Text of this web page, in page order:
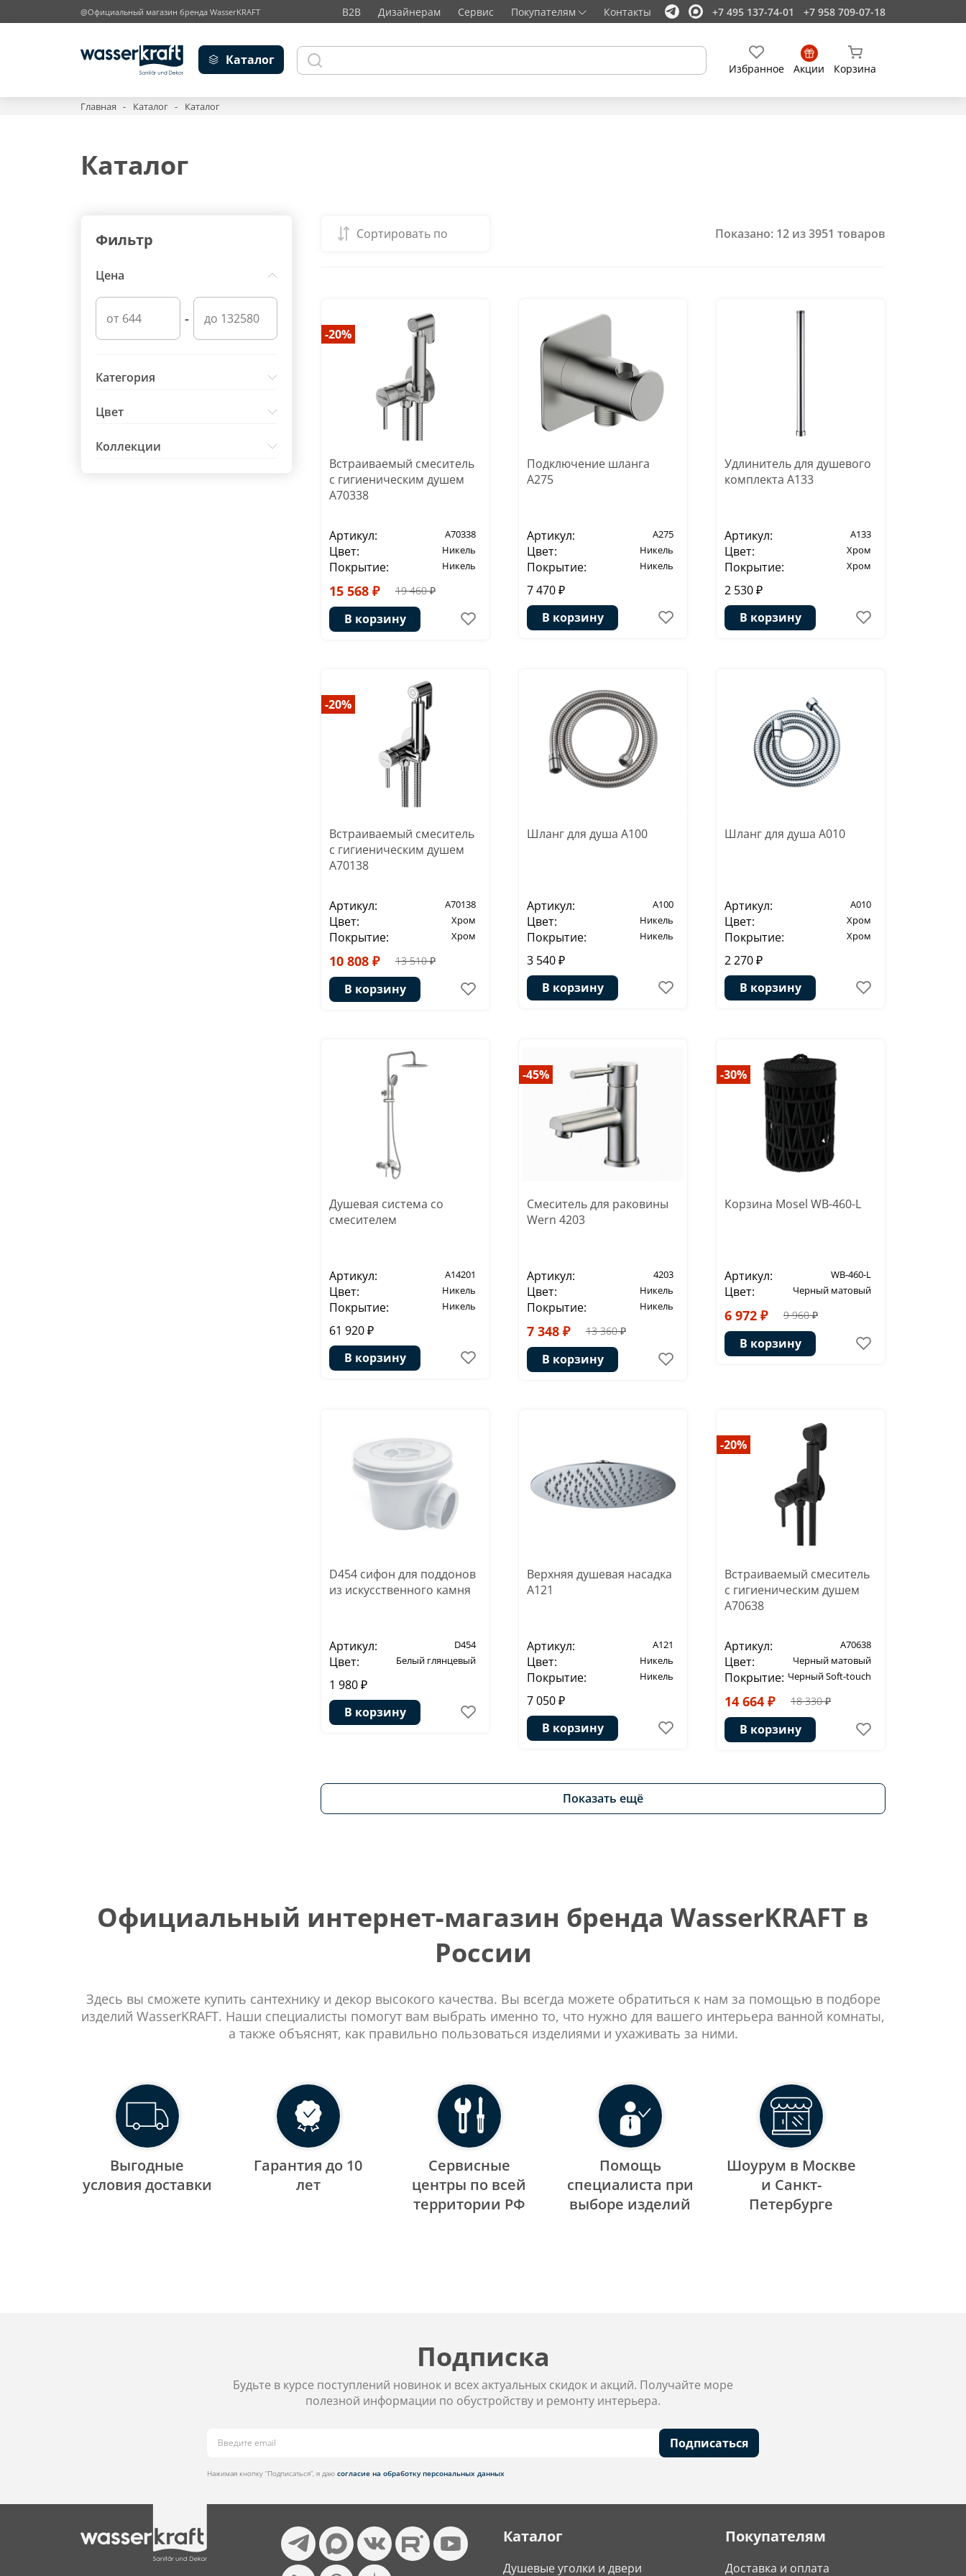
@Официальный магазин бренда WasserKRAFT B2B Дизайнерам Сервис Покупателям Контакты +7 495 137-74-01 +7 958 709-07-18
Каталог
Избранное Акции Корзина
Главная Каталог Каталог
Каталог
Фильтр
Цена
от 644 - до 132580
Категория
Цвет
Коллекции
Сортировать по Показано: 12 из3951 товаров
-20%
Встраиваемый смеситель
с гигиеническим душем
A70338
Артикул: A70338
Цвет: Никель
Покрытие: Никель
15 568 ₽ 19 460 ₽
В корзину
Подключение шланга
A275
Артикул: A275
Цвет: Никель
Покрытие: Никель
7 470 ₽
В корзину
Удлинитель для душевого
комплекта A133
Артикул: A133
Цвет: Хром
Покрытие: Хром
2 530 ₽
В корзину
-20%
Встраиваемый смеситель
с гигиеническим душем
A70138
Артикул: A70138
Цвет: Хром
Покрытие: Хром
10 808 ₽ 13 510 ₽
В корзину
Шланг для душа A100
Артикул: A100
Цвет: Никель
Покрытие: Никель
3 540 ₽
В корзину
Шланг для душа A010
Артикул: A010
Цвет: Хром
Покрытие: Хром
2 270 ₽
В корзину
Душевая система со
смесителем
Артикул: A14201
Цвет: Никель
Покрытие: Никель
61 920 ₽
В корзину
-45%
Смеситель для раковины
Wern 4203
Артикул: 4203
Цвет: Никель
Покрытие: Никель
7 348 ₽ 13 360 ₽
В корзину
-30%
Корзина Mosel WB-460-L
Артикул: WB-460-L
Цвет: Черный матовый
6 972 ₽ 9 960 ₽
В корзину
D454 сифон для поддонов
из искусственного камня
Артикул: D454
Цвет: Белый глянцевый
1 980 ₽
В корзину
Верхняя душевая насадка
A121
Артикул: A121
Цвет: Никель
Покрытие: Никель
7 050 ₽
В корзину
-20%
Встраиваемый смеситель
с гигиеническим душем
A70638
Артикул: A70638
Цвет: Черный матовый
Покрытие: Черный Soft-touch
14 664 ₽ 18 330 ₽
В корзину
Показать ещё
Официальный интернет-магазин бренда WasserKRAFT в
России
Здесь вы сможете купить сантехнику и декор высокого качества. Вы всегда можете обратиться к нам за помощью в подборе
изделий WasserKRAFT. Наши специалисты помогут вам выбрать именно то, что нужно для вашего интерьера ванной комнаты,
а также объяснят, как правильно пользоваться изделиями и ухаживать за ними.
Выгодные
уcловия доставки
Гарантия до 10
лет
Сервисные
центры по всей
территории РФ
Помощь
специалиста при
выборе изделий
Шоурум в Москве
и Санкт-
Петербурге
Подписка
Будьте в курсе поступлений новинок и всех актуальных скидок и акций. Получайте море
полезной информации по обустройству и ремонту интерьера.
Подписаться
Нажимая кнопку “Подписаться”, я даю согласие на обработку персональных данных
Каталог
Душевые уголки и двери
Покупателям
Доставка и оплата